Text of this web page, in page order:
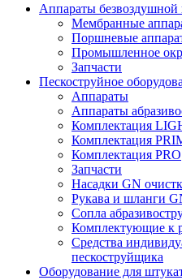
Аппараты безвоздушной
Мембранные
Поршневые
Промышленное
Запчасти
Пескоструйное
Аппараты
Аппараты
Комплектация
Комплектация
Комплектация PRO
Запчасти
Насадки GN
Рукава и шланги
Сопла
Комплектующие к
Средства
пескоструйщика
Оборудование для